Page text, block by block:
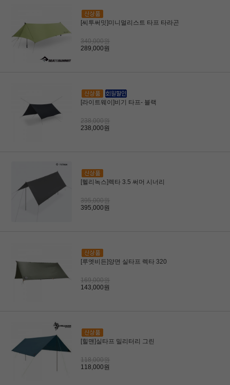
[씨투써밋]미니멀리스트 타프 타라곤
340,000원
289,000원
[라이트웨이]비기 타프- 블랙
238,000원
238,000원
[헬리녹스]렉타 3.5 써머 시너리
395,000원
395,000원
[루엣비든]양면 실타프 렉타 320
169,000원
143,000원
[힐맨]실타프 밀리터리 그린
118,000원
118,000원